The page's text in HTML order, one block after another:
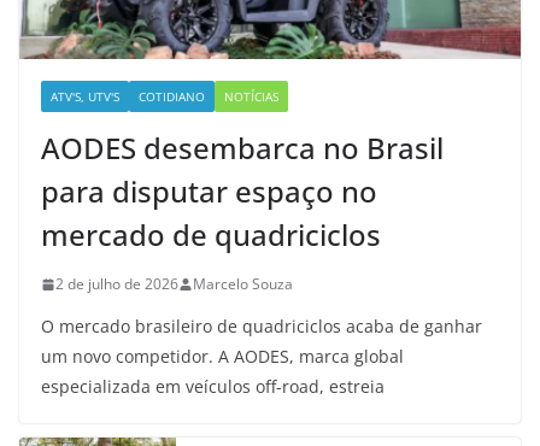
ATV'S, UTV'S COTIDIANO NOTÍCIAS
AODES desembarca no Brasil
para disputar espaço no
mercado de quadriciclos
2 de julho de 2026 Marcelo Souza
O mercado brasileiro de quadriciclos acaba de ganhar
um novo competidor. A AODES, marca global
especializada em veículos off-road, estreia